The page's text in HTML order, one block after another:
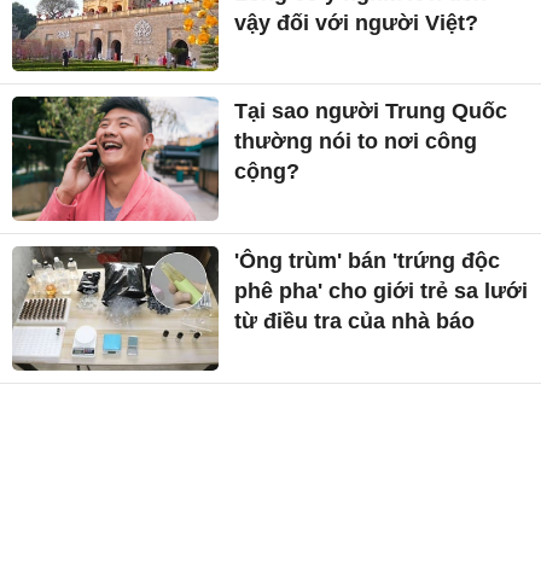
vậy đối với người Việt?
Tại sao người Trung Quốc
thường nói to nơi công
cộng?
'Ông trùm' bán 'trứng độc
phê pha' cho giới trẻ sa lưới
từ điều tra của nhà báo